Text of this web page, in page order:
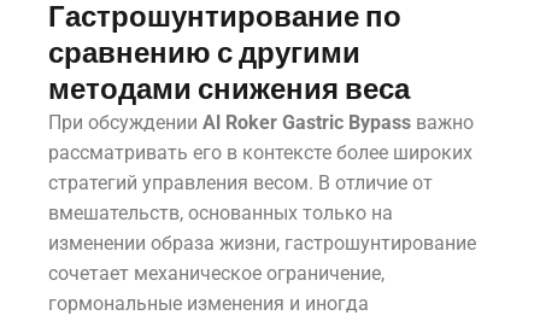
Гастрошунтирование по
сравнению с другими
методами снижения веса
При обсуждении Al Roker Gastric Bypass важно
рассматривать его в контексте более широких
стратегий управления весом. В отличие от
вмешательств, основанных только на
изменении образа жизни, гастрошунтирование
сочетает механическое ограничение,
гормональные изменения и иногда